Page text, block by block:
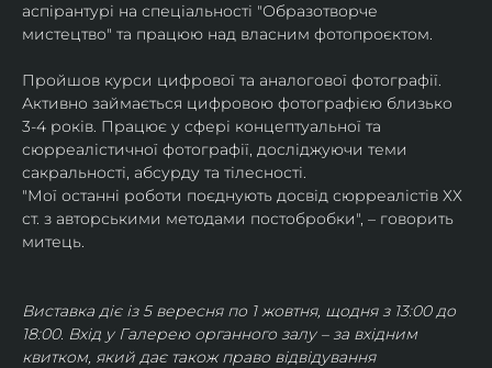
аспірантурі на спеціальності "Образотворче
мистецтво" та працюю над власним фотопроєктом.
Пройшов курси цифрової та аналогової фотографії.
Активно займається цифровою фотографією близько
3-4 років. Працює у сфері концептуальної та
сюрреалістичної фотографії, досліджуючи теми
сакральності, абсурду та тілесності.
"Мої останні роботи поєднують досвід сюрреалістів ХХ
ст. з авторськими методами постобробки", – говорить
митець.
Виставка діє із 5 вересня по 1 жовтня, щодня з 13:00 до
18:00. Вхід у Галерею органного залу – за вхідним
квитком, який дає також право відвідування